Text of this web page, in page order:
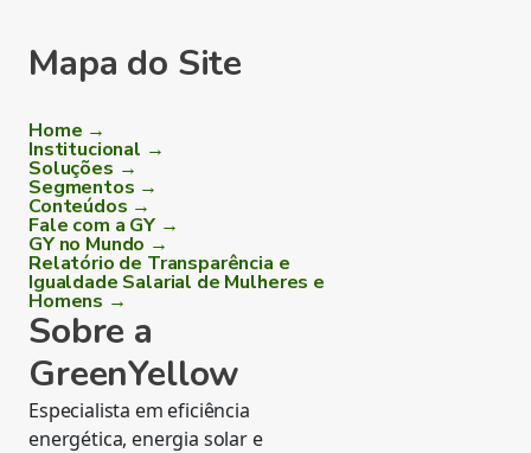
Mapa do Site
Home →
Institucional →
Soluções →
Segmentos →
Conteúdos →
Fale com a GY →
GY no Mundo →
Relatório de Transparência e
Igualdade Salarial de Mulheres e
Homens →
Sobre a
GreenYellow
Especialista em eficiência
energética, energia solar e